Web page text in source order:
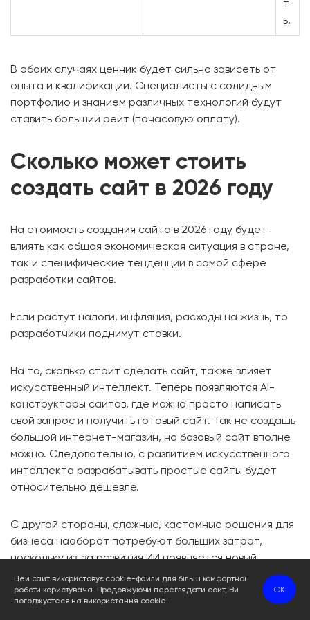
т
ь.
В обоих случаях ценник будет сильно зависеть от
опыта и квалификации. Специалисты с солидным
портфолио и знанием различных технологий будут
ставить больший рейт (почасовую оплату).
Сколько может стоить
создать сайт в 2026 году
На стоимость создания сайта в 2026 году будет
влиять как общая экономическая ситуация в стране,
так и специфические тенденции в самой сфере
разработки сайтов.
Если растут налоги, инфляция, расходы на жизнь, то
разработчики поднимут ставки.
На то, сколько стоит сделать сайт, также влияет
искусственный интеллект. Теперь появляются AI-
конструкторы сайтов, где можно просто написать
свой запрос и получить готовый сайт. Так не создашь
большой интернет-магазин, но базовый сайт вполне
можно. Следовательно, с развитием искусственного
интеллекта разрабатывать простые сайты будет
относительно дешевле.
С другой стороны, сложные, кастомные решения для
бизнеса наоборот потребуют больших затрат,
поскольку из-за развития ИИ появляется новый
стандарт функционала. Добавление на сайт таких
функций как AI чат-бот, AI-рекомендации, умный
поиск требует дополнительных затрат. Надо платить
Цей сайт використовує cookie-файли для більш комфортної
роботи користувача. Продовжуючи переглядати сайт, Ви
погоджуєтеся на використання cookie.
OK